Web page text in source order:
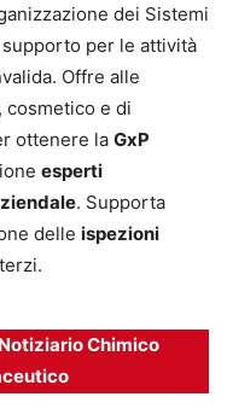
dei Sistemi
per le attività
Offre alle
cosmetico e di
ottenere la GxP
esperti
. Supporta
delle ispezioni
Chimico